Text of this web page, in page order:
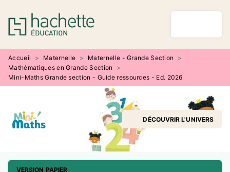
MENU RECHERCHE
PIED DE PAGE
Accueil > Maternelle > Maternelle - Grande Section
>
Mathématiques en Grande Section
>
Mini-Maths Grande section - Guide ressources - Ed. 2026
DÉCOUVRIR L'UNIVERS
VERSION PAPIER